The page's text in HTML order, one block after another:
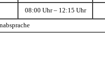
08:00 Uhr – 12:15 Uhr